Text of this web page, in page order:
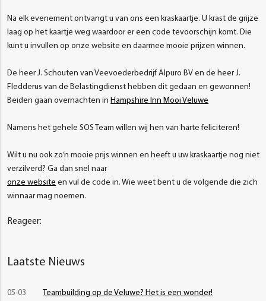
Na elk evenement ontvangt u van ons een kraskaartje. U krast de grijze
laag op het kaartje weg waardoor er een code tevoorschijn komt. Die
kunt u invullen op onze website en daarmee mooie prijzen winnen.
De heer J. Schouten van Veevoederbedrijf Alpuro BV en de heer J.
Fledderus van de Belastingdienst hebben dit gedaan en gewonnen!
Beiden gaan overnachten inHampshire Inn Mooi Veluwe
Namens het gehele SOS Team willen wij hen van harte feliciteren!
Wilt u nu ook zo’n mooie prijs winnen en heeft u uw kraskaartje nog niet
verzilverd? Ga dan snel naar
onze website en vul de code in. Wie weet bent u de volgende die zich
winnaar mag noemen.
Reageer:
Laatste Nieuws
05-03 Teambuilding op de Veluwe? Het is een wonder!